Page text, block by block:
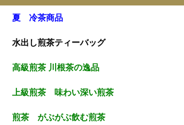
夏 冷茶商品
水出し煎茶ティーバッグ
高級煎茶 川根茶の逸品
上級煎茶 味わい深い煎茶
煎茶 がぶがぶ飲む煎茶